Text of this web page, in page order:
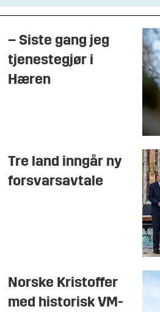
– Siste gang jeg
tjenestegjør i
Hæren
Tre land inngår ny
forsvarsavtale
Norske Kristoffer
med historisk VM-